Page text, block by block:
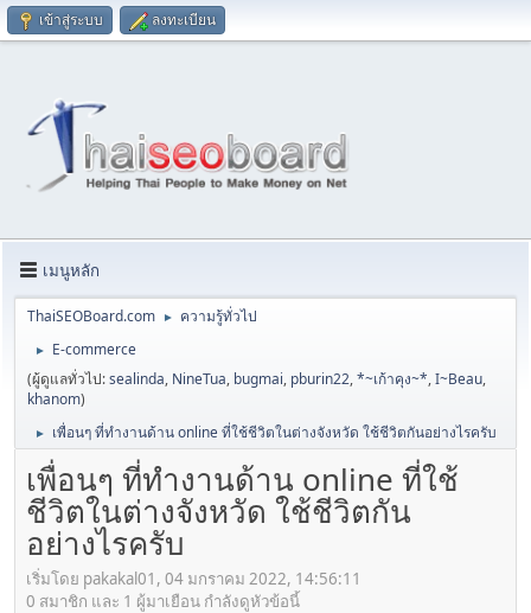
เข้าสู่ระบบ ลงทะเบียน
เมนูหลัก
ThaiSEOBoard.com ► ความรู้ทั่วไป
►
E-commerce
(ผู้ดูแลทั่วไป:sealinda, NineTua, bugmai, pburin22,*~เก้าคุง~*,I~Beau,
khanom)
► เพื่อนๆ ที่ทำงานด้าน online ที่ใช้ชีวิตในต่างจังหวัด ใช้ชีวิตกันอย่างไรครับ
เพื่อนๆ ที่ทำงานด้าน online ที่ใช้
ชีวิตในต่างจังหวัด ใช้ชีวิตกัน
อย่างไรครับ
เริ่มโดย pakakal01, 04 มกราคม 2022, 14:56:11
0 สมาชิก และ 1 ผู้มาเยือน กำลังดูหัวข้อนี้